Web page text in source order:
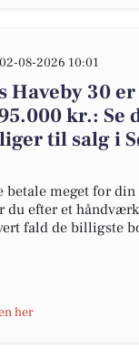
02-08-2026 10:01
Haveby 30
kr.: Se
til salg i
betale meget for
du efter et
fald de billigste
her